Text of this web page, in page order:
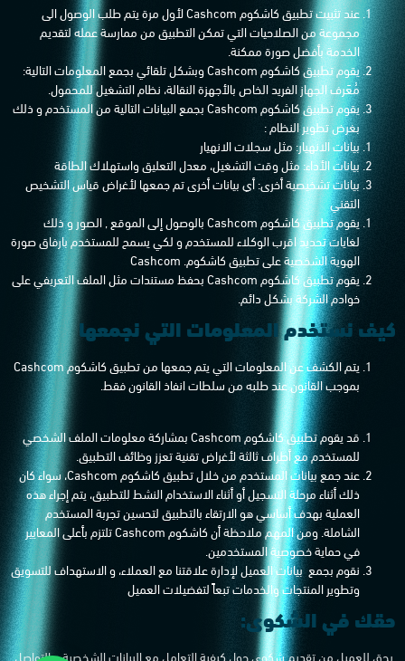
عند تثبيت تطبيق كاشكوم Cashcom لأول مرة يتم طلب الوصول الى
مجموعة من الصلاحيات التي تمكن التطبيق من ممارسة عمله لتقديم
الخدمة بأفضل صورة ممكنة.
يقوم تطبيق كاشكوم Cashcom وبشكل تلقائي بجمع المعلومات التالية:
مُعَرف الجهاز الفريد الخاص بالأجهزة النقالة، نظام التشغيل للمحمول.
يقوم تطبيق كاشكوم Cashcom بجمع البيانات التالية من المستخدم و ذلك
بغرض تطوير النظام :
بيانات الانهيار: مثل سجلات الانهيار
بيانات الأداء: مثل وقت التشغيل، معدل التعليق واستهلاك الطاقة
بيانات تشخيصية أخرى: أي بيانات أخرى تم جمعها لأغراض قياس التشخيص
التقني
يقوم تطبيق كاشكوم Cashcom بالوصول إلى الموقع , الصور و ذلك
لغايات تحديد اقرب الوكلاء للمستخدم و لكي يسمح للمستخدم بارفاق صورة
الهوية الشخصية على تطبيق كاشكوم. Cashcom
يقوم تطبيق كاشكوم Cashcom بحفظ مستندات مثل الملف التعريفي على
خوادم الشركة بشكل دائم.
كيف نستخدم المعلومات التي نجمعها
يتم الكشف عن المعلومات التي يتم جمعها من تطبيق كاشكوم Cashcom
بموجب القانون عند طلبه من سلطات انفاذ القانون فقط.
قد يقوم تطبيق كاشكوم Cashcom بمشاركة معلومات الملف الشخصي
للمستخدم مع أطراف ثالثة لأغراض تقنية تعزز وظائف التطبيق.
عند جمع بيانات المستخدم من خلال تطبيق كاشكوم Cashcom، سواء كان
ذلك أثناء مرحلة التسجيل أو أثناء الاستخدام النشط للتطبيق، يتم إجراء هذه
العملية بهدف أساسي هو الارتقاء بالتطبيق لتحسين تجربة المستخدم
الشاملة. ومن المهم ملاحظة أن كاشكوم Cashcom تلتزم بأعلى المعايير
في حماية خصوصية المستخدمين.
نقوم بجمع بيانات العميل لإدارة علاقتنا مع العملاء، و الاستهداف للتسویق
وتطویر المنتجات والخدمات تبعاً لتفضیلات العمیل
حقك في الشكوى:
يحق للعميل من تقديم شكوى حول كیفیة التعامل مع البیانات الشخصیة و التواصل